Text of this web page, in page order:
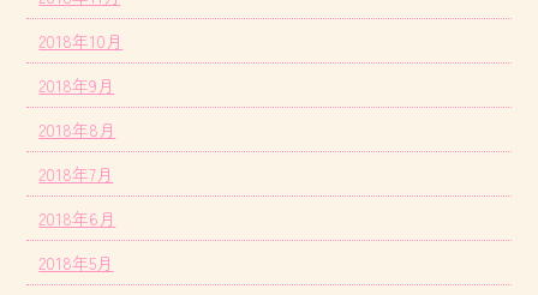
2018年10月
2018年9月
2018年8月
2018年7月
2018年6月
2018年5月